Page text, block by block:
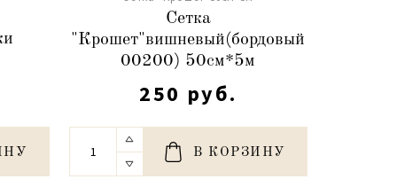
Сетка
"Крошет"вишневый(бордовый
00200) 50см*5м
250 руб.
В КОРЗИНУ